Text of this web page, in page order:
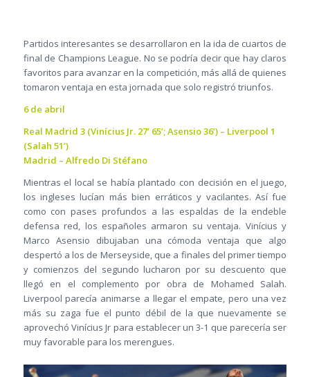
Partidos interesantes se desarrollaron en la ida de cuartos de
final de Champions League. No se podría decir que hay claros
favoritos para avanzar en la competición, más allá de quienes
tomaron ventaja en esta jornada que solo registró triunfos.
6 de abril
Real Madrid 3 (Vinícius Jr. 27’ 65’; Asensio 36’) – Liverpool 1
(Salah 51’)
Madrid – Alfredo Di Stéfano
Mientras el local se había plantado con decisión en el juego,
los ingleses lucían más bien erráticos y vacilantes. Así fue
como con pases profundos a las espaldas de la endeble
defensa red, los españoles armaron su ventaja. Vinícius y
Marco Asensio dibujaban una cómoda ventaja que algo
despertó a los de Merseyside, que a finales del primer tiempo
y comienzos del segundo lucharon por su descuento que
llegó en el complemento por obra de Mohamed Salah.
Liverpool parecía animarse a llegar el empate, pero una vez
más su zaga fue el punto débil de la que nuevamente se
aprovechó Vinícius Jr para establecer un 3-1 que parecería ser
muy favorable para los merengues.